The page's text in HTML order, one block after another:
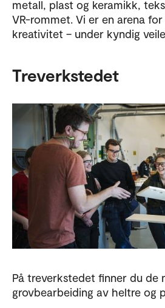
metall, plast og keramikk,
VR-rommet. Vi er en arena
kreativitet – under kyndig
Treverkstedet
På treverkstedet finner du de
grovbearbeiding av heltre og